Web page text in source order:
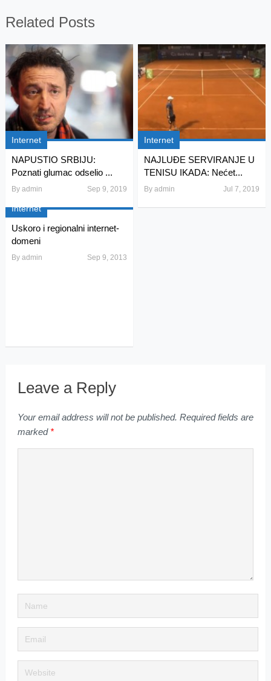
Related Posts
Internet
NAPUSTIO SRBIJU:
Poznati glumac odselio ...
By admin Sep 9, 2019
Internet
NAJLUĐE SERVIRANJE U
TENISU IKADA: Nećet...
Byadmin Jul 7, 2019
Internet
Uskoro i regionalni internet-
domeni
By admin Sep 9, 2013
Leave a Reply
Your email address will not be published. Required fields are
marked *